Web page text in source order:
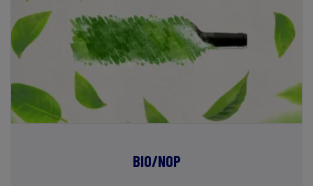
BIO/NOP